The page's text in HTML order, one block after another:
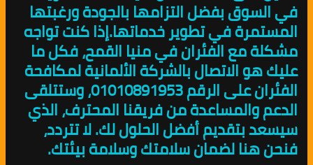
في السوق بفضل التزامها بالجودة ورغبتها
المستمرة في تطوير خدماتها.إذا كنت تواجه
مشكلة مع الفئران في منيا القمح، فكل ما
عليك هو الاتصال بالشركة الألمانية لمكافحة
الفئران على الرقم 01010891953، وستتلقى
الدعم والمساعدة من فريقنا المحترف، الذي
سيسعد بتقديم أفضل الحلول لك. لا تتردد،
فنحن هنا لضمان سلامتك وسلامة بيئتك.